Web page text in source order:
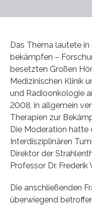
Das Thema lautete in
bekämpfen –
besetzten Großen
Medizinischen Klinik
und Radioonkologie
2008, in allgemein
Therapien zur
Die Moderation hatte
Interdisziplinären
Direktor der
Professor Dr.
Die anschließenden
überwiegend